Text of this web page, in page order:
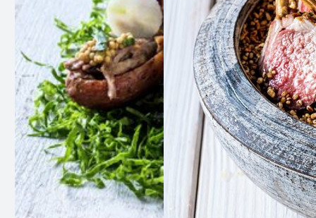
Austevoll. Denne rasen, også tidlegare kjent som
villsau eller utegangssau, er sannsynlegvis den
siste gjenlevande resten av den opphavlege
norske og europeiske landsauen. I fleire hundreår
dominerte Gammalnorsk sau sauepopulasjonen i
Noreg, heilt fram til slutten av 1800-talet.